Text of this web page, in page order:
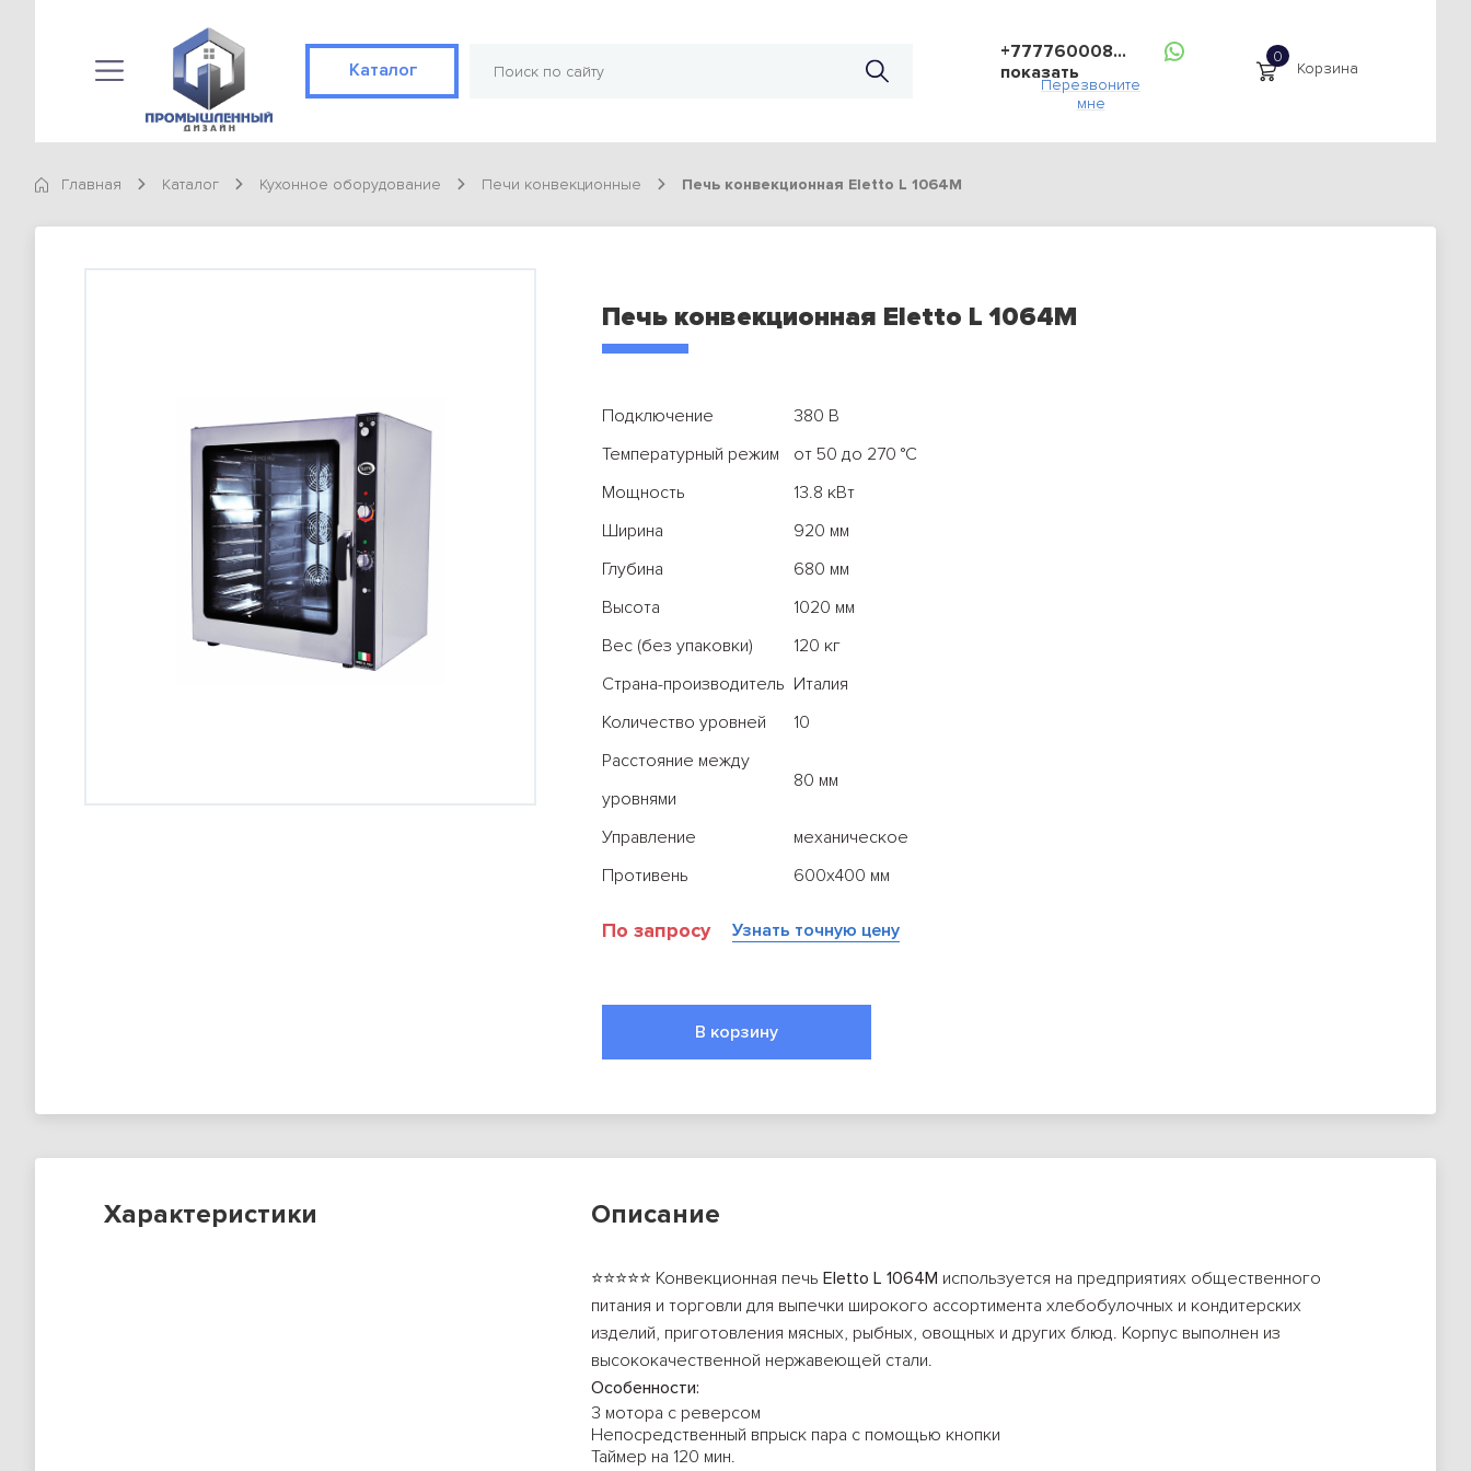
Каталог
+777760008...
показать
Перезвоните
мне
Корзина
Каталог
Готовые решения
Конвекционная печь Abat КЭП-4П
Конвекционная печь Abat КЭП-4П
Конвекционная печь Abat КЭП-4П
Все результаты
Главная Каталог Кухонное оборудование Печи конвекционные Печь конвекционная Eletto L 1064M
Печь конвекционная Eletto L 1064M
Подключение
380 В
Температурный режим
от 50 до 270 °С
Мощность
13.8 кВт
Ширина
920 мм
Глубина
680 мм
Высота
1020 мм
Вес (без упаковки)
120 кг
Страна-производитель Италия
Количество уровней
10
Расстояние между
уровнями
80 мм
Управление
механическое
Противень
600х400 мм
По запросу Узнать точную цену
В корзину
Характеристики Описание
⭐⭐⭐⭐⭐ Конвекционная печь Eletto L 1064M используется на предприятиях общественного
питания и торговли для выпечки широкого ассортимента хлебобулочных и кондитерских
изделий, приготовления мясных, рыбных, овощных и других блюд. Корпус выполнен из
высококачественной нержавеющей стали.
Особенности:
3 мотора с реверсом
Непосредственный впрыск пара с помощью кнопки
Таймер на 120 мин.